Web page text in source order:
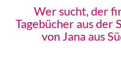
Wer sucht, der
Tagebücher aus der
von Jana aus